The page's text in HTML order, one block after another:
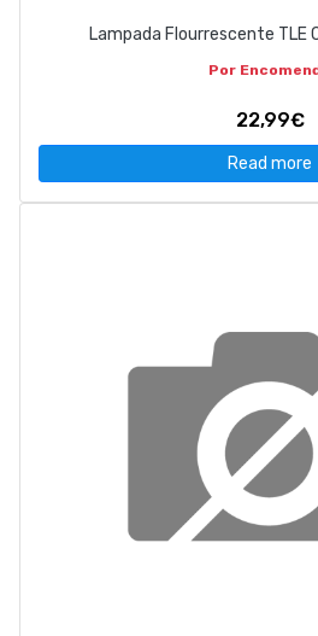
Lampada Flourrescente TLE
Por
22,99€
Read more